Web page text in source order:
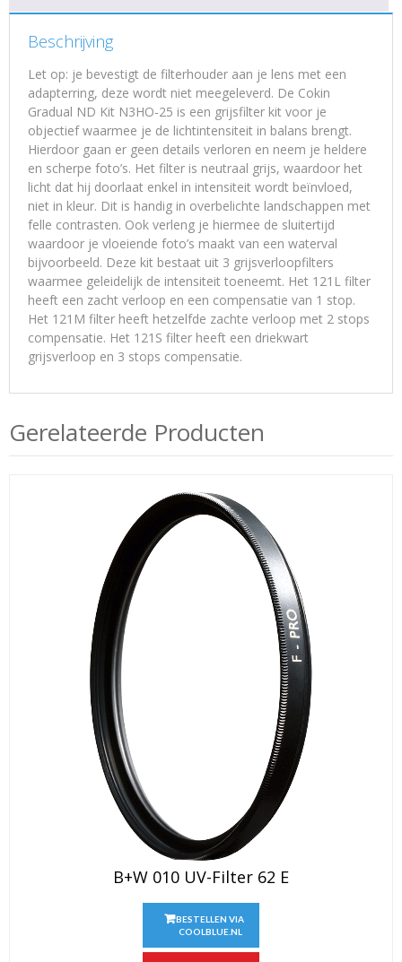
Beschrijving
Let op: je bevestigt de filterhouder aan je lens met een
adapterring, deze wordt niet meegeleverd. De Cokin
Gradual ND Kit N3HO-25 is een grijsfilter kit voor je
objectief waarmee je de lichtintensiteit in balans brengt.
Hierdoor gaan er geen details verloren en neem je heldere
en scherpe foto’s. Het filter is neutraal grijs, waardoor het
licht dat hij doorlaat enkel in intensiteit wordt beïnvloed,
niet in kleur. Dit is handig in overbelichte landschappen met
felle contrasten. Ook verleng je hiermee de sluitertijd
waardoor je vloeiende foto’s maakt van een waterval
bijvoorbeeld. Deze kit bestaat uit 3 grijsverloopfilters
waarmee geleidelijk de intensiteit toeneemt. Het 121L filter
heeft een zacht verloop en een compensatie van 1 stop.
Het 121M filter heeft hetzelfde zachte verloop met 2 stops
compensatie. Het 121S filter heeft een driekwart
grijsverloop en 3 stops compensatie.
Gerelateerde Producten
B+W 010 UV-Filter 62 E
BESTELLEN VIA
COOLBLUE.NL